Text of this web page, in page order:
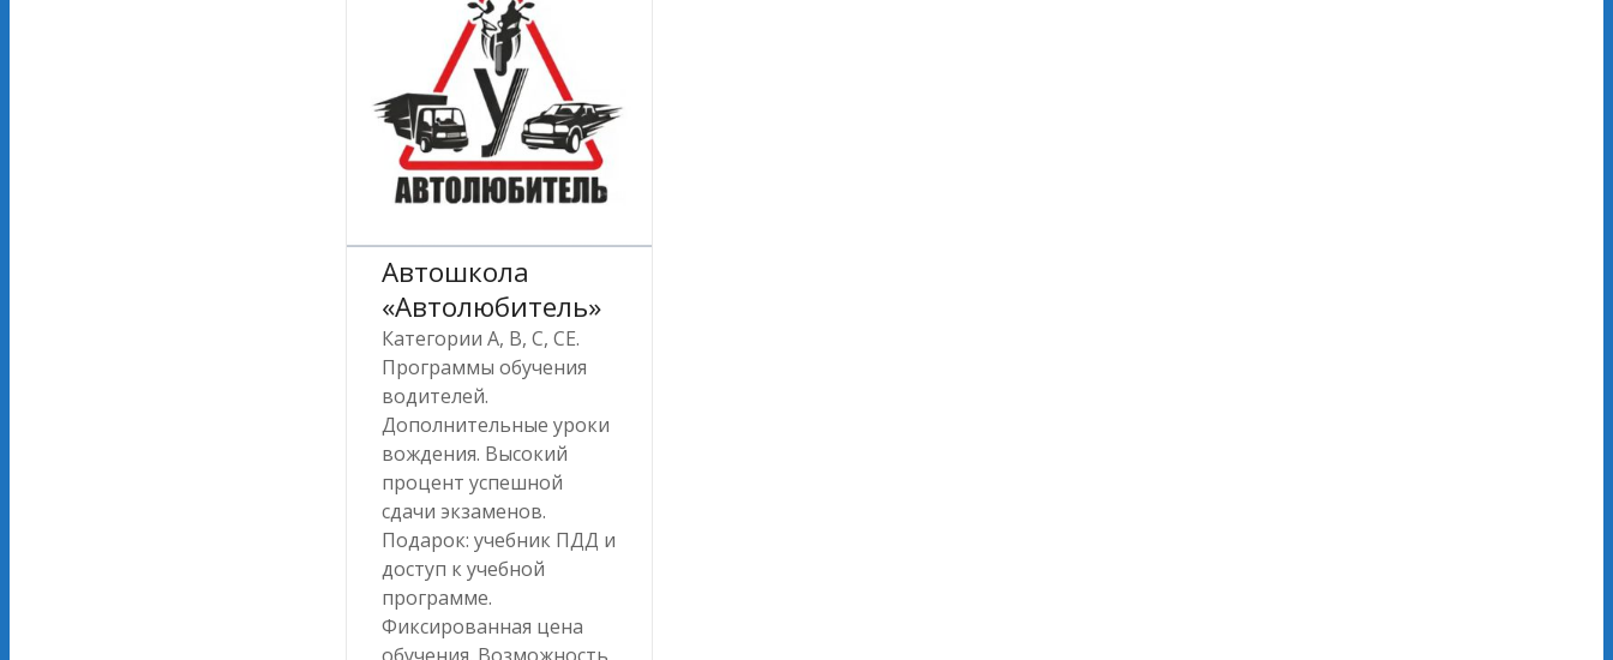
Автошкола
«Автолюбитель»
Категории A, B, C, CE.
Программы обучения
водителей.
Дополнительные уроки
вождения. Высокий
процент успешной
сдачи экзаменов.
Подарок: учебник ПДД и
доступ к учебной
программе.
Фиксированная цена